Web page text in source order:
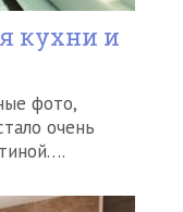
кухни и
фото,
очень